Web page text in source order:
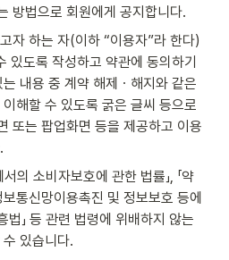
방법으로 회원에게 공지합니다.
자 하는 자(이하 “이용자”라 한다)
있도록 작성하고 약관에 동의하기
내용 중 계약 해제ㆍ해지와 같은
해할 수 있도록 굵은 글씨 등으로
또는 팝업화면 등을 제공하고 이용
의 소비자보호에 관한 법률」, 「약
보통신망이용촉진 및 정보보호 등에
법」 등 관련 법령에 위배하지 않는
있습니다.